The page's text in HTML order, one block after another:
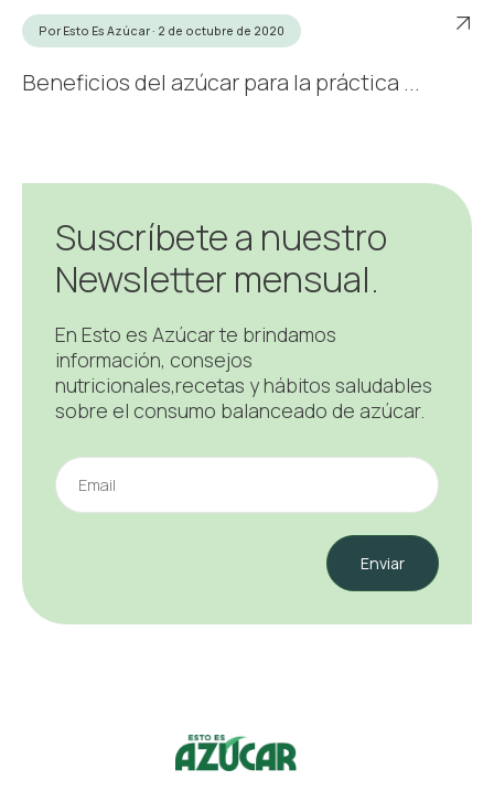
Por Esto Es Azúcar · 2 de octubre de 2020
Beneficios del azúcar para la práctica ...
Suscríbete a nuestro
Newsletter mensual.
En Esto es Azúcar te brindamos
información, consejos
nutricionales,recetas y hábitos saludables
sobre el consumo balanceado de azúcar.
Enviar